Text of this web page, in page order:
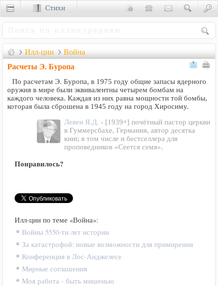
Илл-ции Война
Расчеты Э. Буропа
По расчетам Э. Буропа, в 1975 году общие запасы ядерного
оружия в мире были эквивалентны четырем бомбам на
каждого человека. Каждая из них равна мощности той бомбы,
которая была сброшена в 1945 году на город Хиросиму.
Левен Я.Д. - [1939+] почётный пастор церкви
в Гуммерсбахе, Германия, автор десятка
книг, в том числе и бестселлера для
проповедников «Сеется семя».
Понравилось?
Илл-ции по теме «Война»:
Войны 5550-ти лет истории
За катастрофой: новые возможности для примирения
Конференция в Лос-Анджелесе
Мирные соглашения
Моя работа - быть мишенью
Стихи